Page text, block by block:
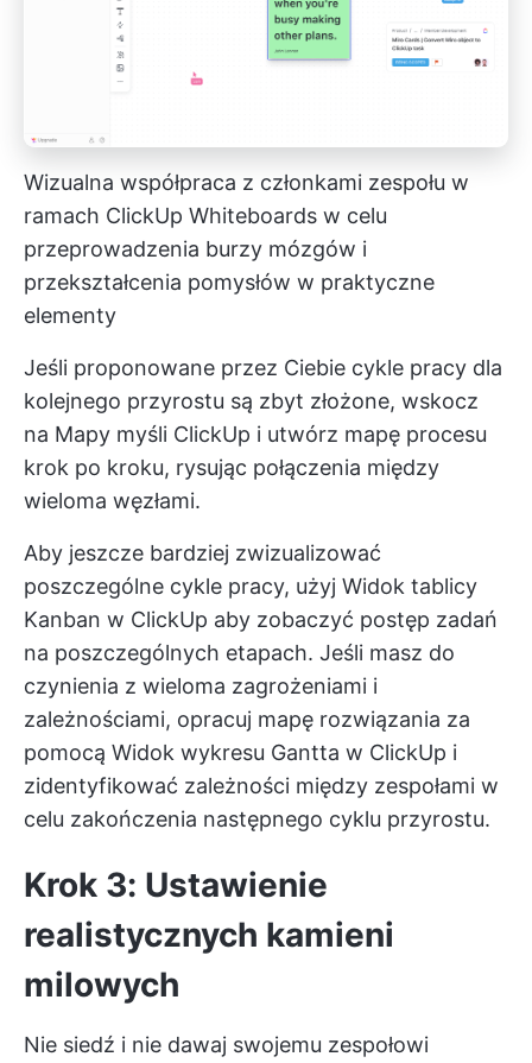
Wizualna współpraca z członkami zespołu w
ramach ClickUp Whiteboards w celu
przeprowadzenia burzy mózgów i
przekształcenia pomysłów w praktyczne
elementy
Jeśli proponowane przez Ciebie cykle pracy dla
kolejnego przyrostu są zbyt złożone, wskocz
na Mapy myśli ClickUp i utwórz mapę procesu
krok po kroku, rysując połączenia między
wieloma węzłami.
Aby jeszcze bardziej zwizualizować
poszczególne cykle pracy, użyj Widok tablicy
Kanban w ClickUp aby zobaczyć postęp zadań
na poszczególnych etapach. Jeśli masz do
czynienia z wieloma zagrożeniami i
zależnościami, opracuj mapę rozwiązania za
pomocą Widok wykresu Gantta w ClickUp i
zidentyfikować zależności między zespołami w
celu zakończenia następnego cyklu przyrostu.
Krok 3: Ustawienie
realistycznych kamieni
milowych
Nie siedź i nie dawaj swojemu zespołowi